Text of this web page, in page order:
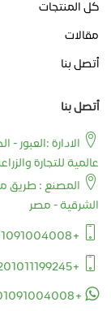
كل المنتجات
مقالات
أتصل بنا
أتصل بنا
الادارة
عالمية للتجارة
المصنع : طريق
الشرقية - مصر
+201091004008
+201011199245
+201091004008